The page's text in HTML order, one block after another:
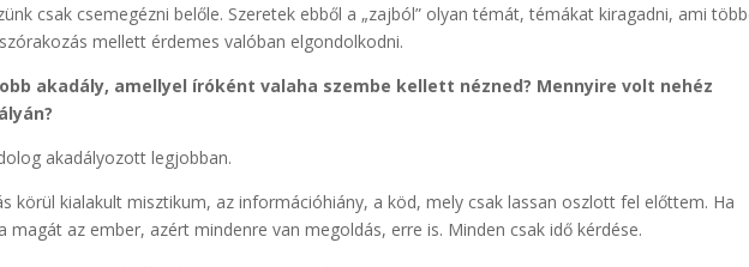
csak csemegézni belőle. Szeretek ebből a „zajból” olyan témát, témákat kiragadni, ami
mellett érdemes valóban elgondolkodni.
akadály, amellyel íróként valaha szembe kellett nézned? Mennyire volt nehéz
akadályozott legjobban.
körül kialakult misztikum, az információhiány, a köd, mely csak lassan oszlott fel előttem. Ha
magát az ember, azért mindenre van megoldás, erre is. Minden csak idő kérdése.